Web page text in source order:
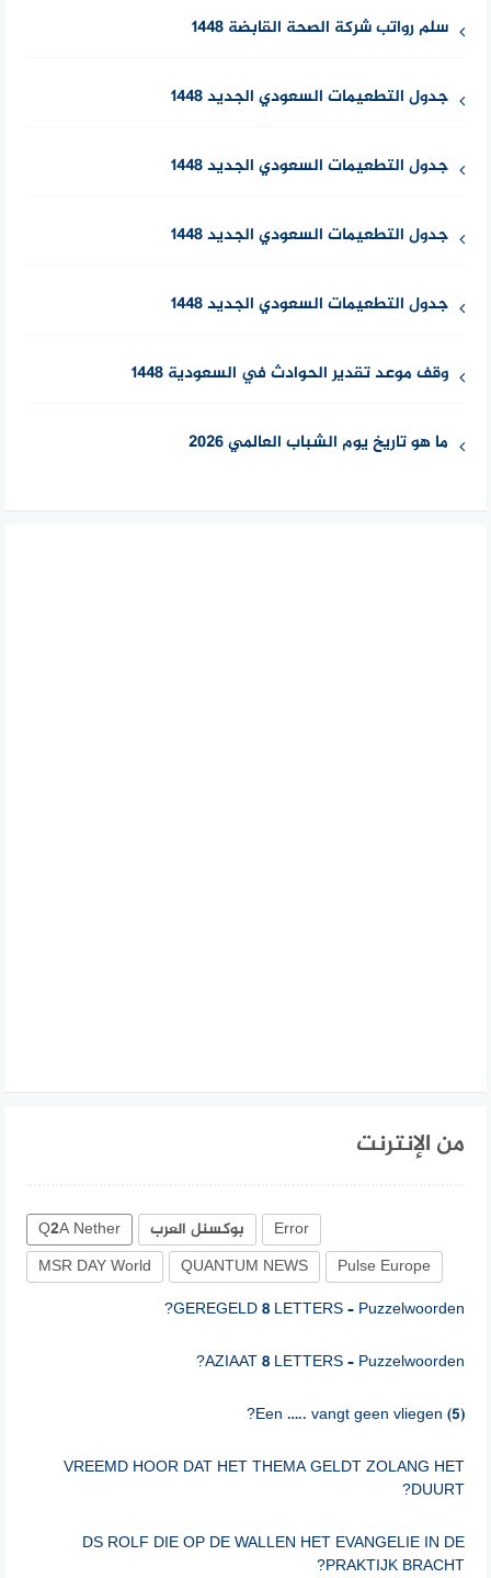
سلم رواتب شركة الصحة القابضة 1448
جدول التطعيمات السعودي الجديد 1448
جدول التطعيمات السعودي الجديد 1448
جدول التطعيمات السعودي الجديد 1448
جدول التطعيمات السعودي الجديد 1448
وقف موعد تقدير الحوادث في السعودية 1448
ما هو تاريخ يوم الشباب العالمي 2026
من الإنترنت
Q2A Nether بوكسنل العرب
Error
MSR DAY World
QUANTUM NEWS Pulse Europe
GEREGELD 8 LETTERS – Puzzelwoorden?
DUURT?
PRAKTIJK BRACHT?